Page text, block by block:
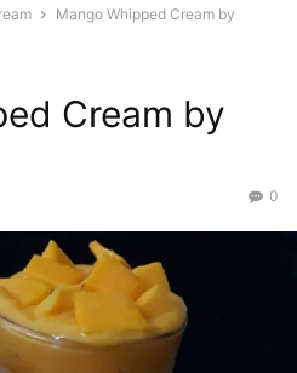
Mango Whipped Cream by
Cream by
0